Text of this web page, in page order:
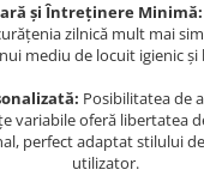
și Întreținere Minimă:
zilnică mult mai
mediu de locuit igienic
Posibilitatea de
variabile oferă libertatea
perfect adaptat stilului
utilizator.